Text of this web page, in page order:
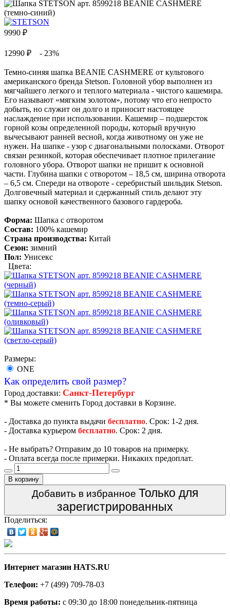
9990 ₽
12990 ₽ - 23%
Темно-синяя шапка BEANIE CASHMERE от культового
американского бренда Stetson. Головной убор выполнен из
мягчайшего легкого и теплого материала - чистого кашемира.
Его называют «мягким золотом», потому что его непросто
добыть, но служит он долго и приносит настоящее
наслаждение при использовании. Кашемир – подшерсток
горной козы определенной породы, который вручную
вычесывают ранней весной, когда животному он уже не
нужен. На шапке - узор с диагональными полосками. Отворот
связан резинкой, которая обеспечивает плотное прилегание
головного убора. Отворот шапки не пришит к основной
части. Глубина шапки с отворотом – 18,5 см, ширина отворота
– 6,5 см. Спереди на отвороте - серебристый шильдик Stetson.
Долговечный материал и сдержанный стиль делают эту
шапку основой качественного базового гардероба.
Форма: Шапка с отворотом
Состав: 100% кашемир
Страна производства: Китай
Сезон: зимний
Пол: Унисекс
Цвета:
Размеры:
ONE
Как определить свой размер?
Город доставки: Санкт-Петербург
* Вы можете сменить Город доставки в Корзине.
- Доставка до пункта выдачи бесплатно. Срок: 1-2 дня.
- Доставка курьером бесплатно. Срок: 2 дня.
- Не выбрать? Отправим до 10 товаров на примерку.
- Оплата всегда после примерки. Никаких предоплат.
В корзину
Добавить в избранное Только для
зарегистрированных
Поделиться:
Интернет магазин HATS.RU
Телефон: +7 (499) 709-78-03
Время работы: с 09:30 до 18:00 понедельник-пятница